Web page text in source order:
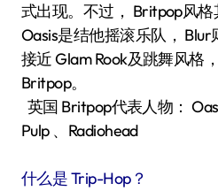
式出现。不过， Britpop风
Oasis是结他摇滚乐队， Blur
接近 Glam Rook及跳舞风格
Britpop。
英国 Britpop代表人物：
Pulp 、Radiohead
什么是 Trip-Hop？